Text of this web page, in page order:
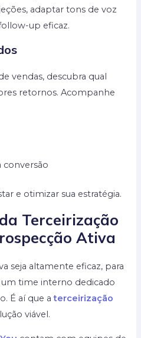
adaptar tons de voz
up eficaz.
vendas, descubra qual
retornos. Acompanhe
conversão
e otimizar sua estratégia.
Terceirização
Ativa
seja altamente eficaz, para
time interno dedicado
É aí que aterceirização
viável.